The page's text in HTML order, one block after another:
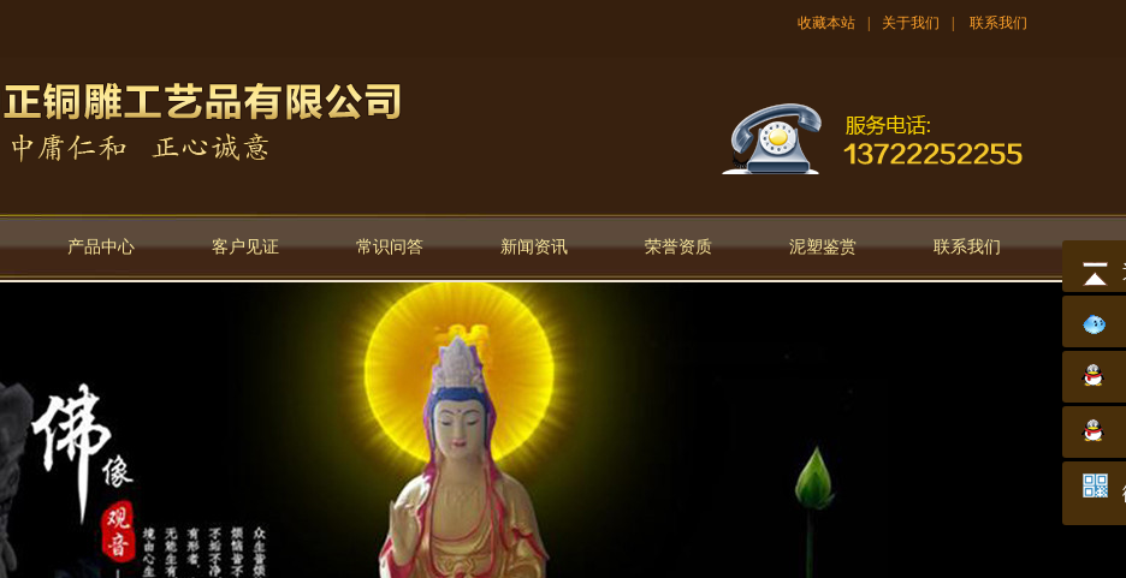
收藏本站 关于我们 联系我们
产品中心 客户见证 常识问答 新闻资讯 荣誉资质 泥塑鉴赏 联系我们